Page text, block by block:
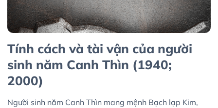
Tính cách và tài vận của người
sinh năm Canh Thìn (1940;
2000)
Người sinh năm Canh Thìn mang mệnh Bạch lạp Kim,